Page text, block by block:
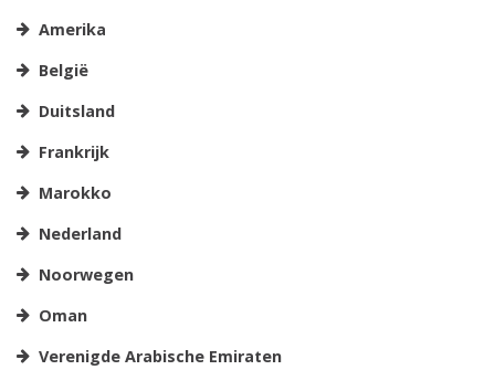
Amerika
België
Duitsland
Frankrijk
Marokko
Nederland
Noorwegen
Oman
Verenigde Arabische Emiraten